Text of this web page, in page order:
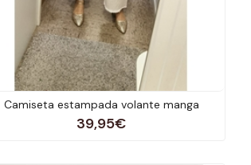
Camiseta estampada volante manga
39,95€